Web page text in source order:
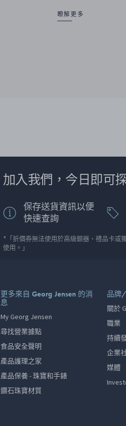
瞭解更多
加入我們，今日即可
保存送貨資訊以便
快速查詢
*「折價券無法使用於高級銀器、禮品卡或
使用。」
更多來自 Georg Jensen 的消
息
My Georg Jensen
尋找營業據點
食品安全聲明
產品護理之家
產品保養 - 珠寶和手錶
鑽石珠寶材質
品牌
關於
職業
持續
企業
媒體